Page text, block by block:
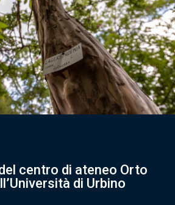
centro di ateneo Orto
di Urbino